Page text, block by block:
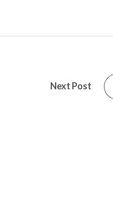
Next Post